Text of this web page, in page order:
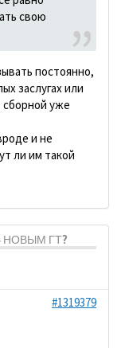
свою
постоянно,
заслугах или
сборной уже
и не
ли им такой
НОВЫМ ГТ?
#1319379